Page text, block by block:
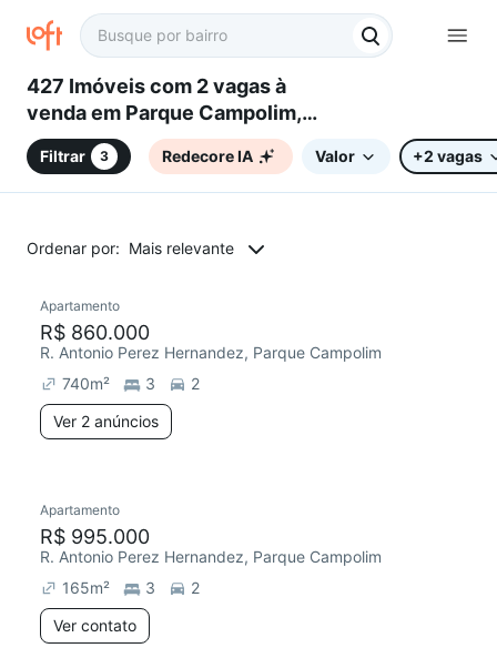
427 Imóveis com 2 vagas à
venda em Parque Campolim,
Sorocaba, SP
Filtrar 3 Redecore IA Valor +2 vagas
Ordenar por: Mais relevante
Redecorar
Apartamento
R$ 860.000
R. Antonio Perez Hernandez, Parque Campolim
740m² 3
2
Ver 2 anúncios
Apartamento
R$ 995.000
R. Antonio Perez Hernandez, Parque Campolim
165m² 3
2
Ver contato